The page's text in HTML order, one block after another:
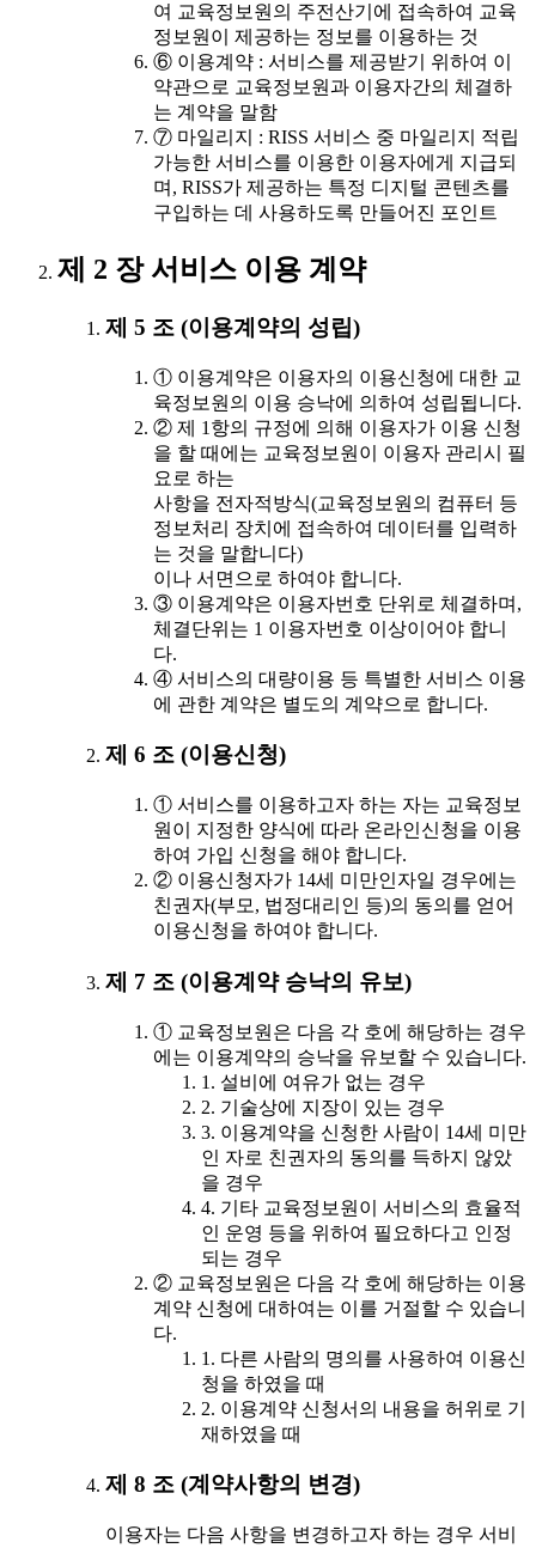
여 교육정보원의 주전산기에 접속하여 교육
정보원이 제공하는 정보를 이용하는 것
⑥ 이용계약 : 서비스를 제공받기 위하여 이
약관으로 교육정보원과 이용자간의 체결하
는 계약을 말함
⑦ 마일리지 : RISS 서비스 중 마일리지 적립
가능한 서비스를 이용한 이용자에게 지급되
며, RISS가 제공하는 특정 디지털 콘텐츠를
구입하는 데 사용하도록 만들어진 포인트
제 2 장 서비스 이용 계약
제 5 조 (이용계약의 성립)
① 이용계약은 이용자의 이용신청에 대한 교
육정보원의 이용 승낙에 의하여 성립됩니다.
② 제 1항의 규정에 의해 이용자가 이용 신청
을 할 때에는 교육정보원이 이용자 관리시 필
요로 하는
사항을 전자적방식(교육정보원의 컴퓨터 등
정보처리 장치에 접속하여 데이터를 입력하
는 것을 말합니다)
이나 서면으로 하여야 합니다.
③ 이용계약은 이용자번호 단위로 체결하며,
체결단위는 1 이용자번호 이상이어야 합니
다.
④ 서비스의 대량이용 등 특별한 서비스 이용
에 관한 계약은 별도의 계약으로 합니다.
제 6 조 (이용신청)
① 서비스를 이용하고자 하는 자는 교육정보
원이 지정한 양식에 따라 온라인신청을 이용
하여 가입 신청을 해야 합니다.
② 이용신청자가 14세 미만인자일 경우에는
친권자(부모, 법정대리인 등)의 동의를 얻어
이용신청을 하여야 합니다.
제 7 조 (이용계약 승낙의 유보)
① 교육정보원은 다음 각 호에 해당하는 경우
에는 이용계약의 승낙을 유보할 수 있습니다.
1. 설비에 여유가 없는 경우
2. 기술상에 지장이 있는 경우
3. 이용계약을 신청한 사람이 14세 미만
인 자로 친권자의 동의를 득하지 않았
을 경우
4. 기타 교육정보원이 서비스의 효율적
인 운영 등을 위하여 필요하다고 인정
되는 경우
② 교육정보원은 다음 각 호에 해당하는 이용
계약 신청에 대하여는 이를 거절할 수 있습니
다.
1. 다른 사람의 명의를 사용하여 이용신
청을 하였을 때
2. 이용계약 신청서의 내용을 허위로 기
재하였을 때
제 8 조 (계약사항의 변경)
이용자는 다음 사항을 변경하고자 하는 경우 서비